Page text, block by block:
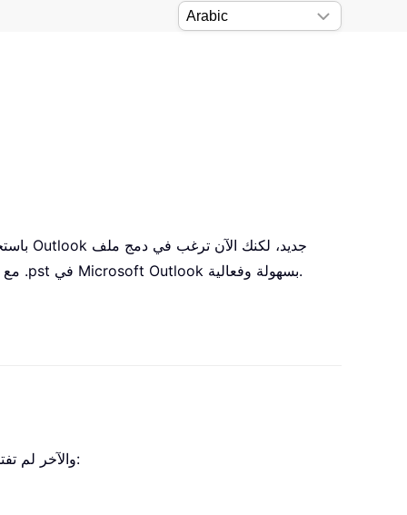
بيانات Outlook القديم (ملف .pst) مع الملف الجديد. كيف يمكنك تحقيق ذلك؟ في هذه المقالة، سأوضح لك كيفية دمج عدة ملفات .pst في Microsoft Outlook بسهولة وفعالية.
لنفترض أن لديك ملفَي .pst تريد دمجهما، أحدهما مفتوح في Microsoft Outlook والآخر لم تفتحه بعد. يمكنك دمجهما باتباع الخطوات التالية: